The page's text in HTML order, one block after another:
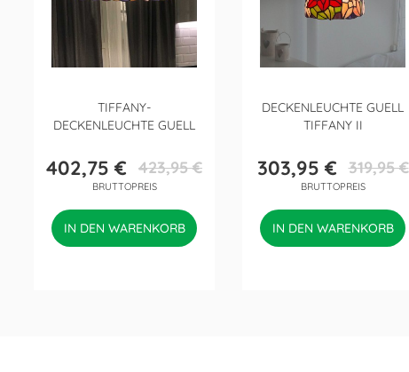
TIFFANY-
DECKENLEUCHTE GUELL
Preis
402,75 €Verkaufspreis
423,95 €
BRUTTOPREIS
IN DEN WARENKORB
DECKENLEUCHTE GUELL
TIFFANY II
Preis
303,95 € 319,95 €
BRUTTOPREIS
IN DEN WARENKORB